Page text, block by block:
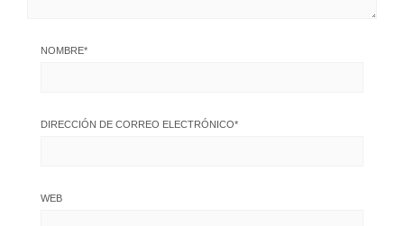
NOMBRE*
DIRECCIÓN DE CORREO ELECTRÓNICO*
WEB